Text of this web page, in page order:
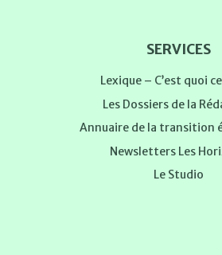
SERVICES
Lexique – C’est quoi
Les Dossiers de la
Annuaire de la transition
Newsletters Les
Le Studio